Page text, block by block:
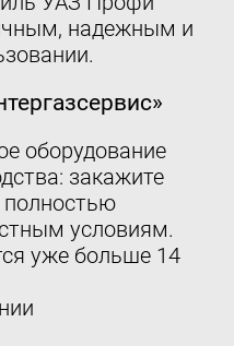
надежным и
оборудование
закажите
полностью
условиям.
уже больше 14